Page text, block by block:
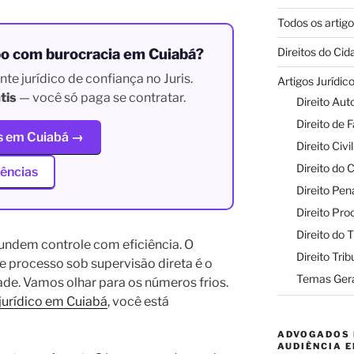
com burocracia em Cuiabá?
jurídico de confiança no Juris.
— você só paga se contratar.
em Cuiabá →
controle com eficiência. O
processo sob supervisão direta é o
Vamos olhar para os números frios.
em Cuiabá, você está
Todos os
Direitos do
Artigos
Direito
Direito de
Direito Civil
Direito do
Direito
Direito
Direito do
Direito
Temas
AUDIÊNCIA